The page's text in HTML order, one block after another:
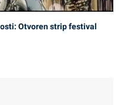
Otvoren strip festival